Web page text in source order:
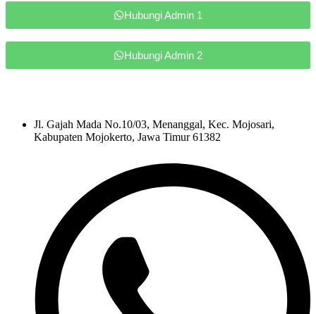
Hubungi Admin 1
Hubungi Admin 2
Jl. Gajah Mada No.10/03, Menanggal, Kec. Mojosari,
Kabupaten Mojokerto, Jawa Timur 61382